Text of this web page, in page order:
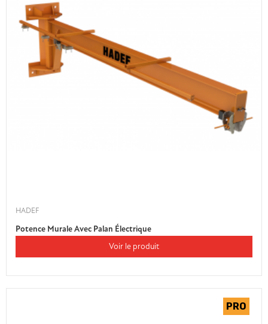
HADEF
Potence Murale Avec Palan Électrique
Voir le produit